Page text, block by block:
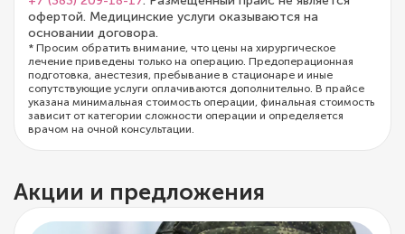
офертой. Медицинские услуги оказываются на
основании договора.
* Просим обратить внимание, что цены на хирургическое
лечение приведены только на операцию. Предоперационная
подготовка, анестезия, пребывание в стационаре и иные
сопутствующие услуги оплачиваются дополнительно. В прайсе
указана минимальная стоимость операции, финальная стоимость
зависит от категории сложности операции и определяется
врачом на очной консультации.
Акции и предложения